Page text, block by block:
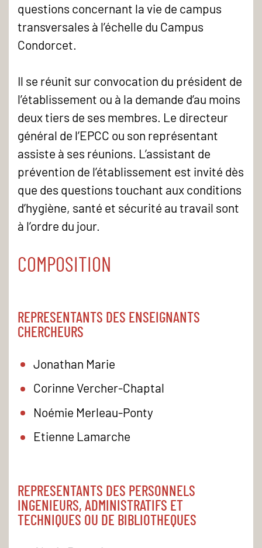
questions concernant la vie de campus
transversales à l’échelle du Campus
Condorcet.
Il se réunit sur convocation du président de
l’établissement ou à la demande d’au moins
deux tiers de ses membres. Le directeur
général de l’EPCC ou son représentant
assiste à ses réunions. L’assistant de
prévention de l’établissement est invité dès
que des questions touchant aux conditions
d’hygiène, santé et sécurité au travail sont
à l’ordre du jour.
COMPOSITION
REPRESENTANTS DES ENSEIGNANTS
CHERCHEURS
Jonathan Marie
Corinne Vercher-Chaptal
Noémie Merleau-Ponty
Etienne Lamarche
REPRESENTANTS DES PERSONNELS
INGENIEURS, ADMINISTRATIFS ET
TECHNIQUES OU DE BIBLIOTHEQUES